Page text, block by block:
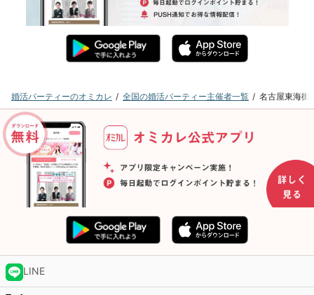
婚活パーティーのオミカレ 全国の婚活パーティー主催者一覧 名古屋東海街
LINE